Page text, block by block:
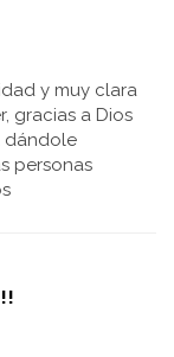
y muy clara
gracias a Dios
dándole
personas